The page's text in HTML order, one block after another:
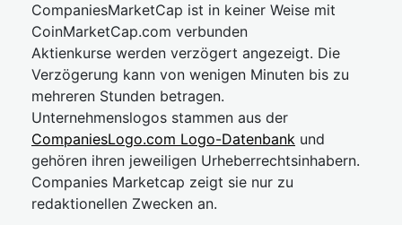
CompaniesMarketCap ist in keiner Weise mit
CoinMarketCap.com verbunden
Aktienkurse werden verzögert angezeigt. Die
Verzögerung kann von wenigen Minuten bis zu
mehreren Stunden betragen.
Unternehmenslogos stammen aus der
CompaniesLogo.com Logo-Datenbank und
gehören ihren jeweiligen Urheberrechtsinhabern.
Companies Marketcap zeigt sie nur zu
redaktionellen Zwecken an.